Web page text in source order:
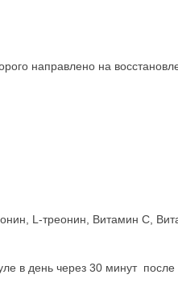
направлено на
L-треонин, Витамин С,
в день через 30 минут